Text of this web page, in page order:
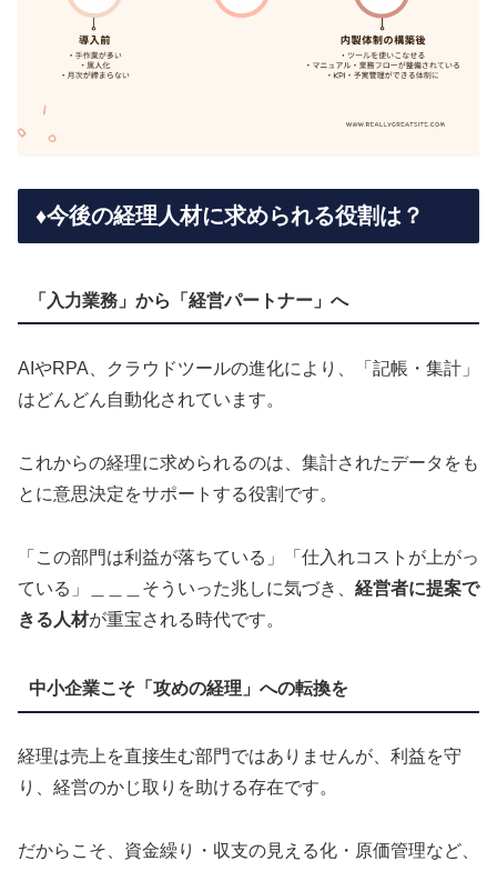
♦️今後の経理人材に求められる役割は？
「入力業務」から「経営パートナー」へ
AIやRPA、クラウドツールの進化により、「記帳・集計」
はどんどん自動化されています。
これからの経理に求められるのは、集計されたデータをも
とに意思決定をサポートする役割です。
「この部門は利益が落ちている」「仕入れコストが上がっ
ている」＿＿＿そういった兆しに気づき、 経営者に提案で
きる人材が重宝される時代です。
中小企業こそ「攻めの経理」への転換を
経理は売上を直接生む部門ではありませんが、利益を守
り、経営のかじ取りを助ける存在です。
だからこそ、資金繰り・収支の見える化・原価管理など、